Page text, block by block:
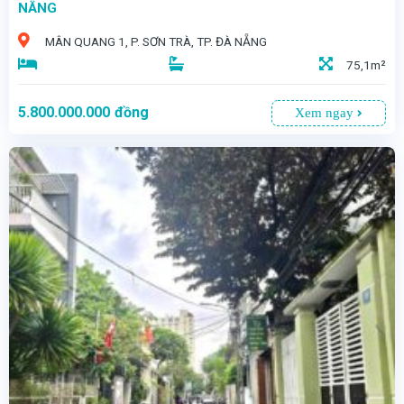
NẴNG
MÂN QUANG 1, P. SƠN TRÀ, TP. ĐÀ NẴNG
75,1m²
5.800.000.000 đồng Xem ngay